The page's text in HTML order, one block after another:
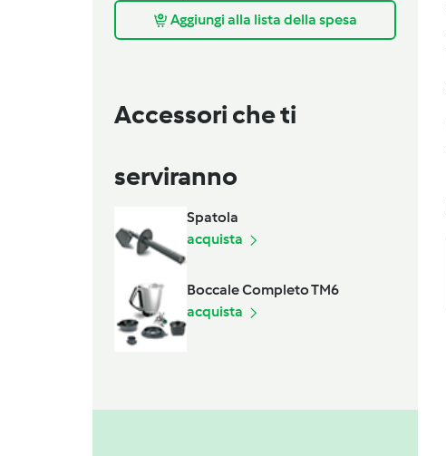
Aggiungi alla lista della spesa
Accessori che ti
serviranno
Spatola
acquista
Boccale Completo TM6
acquista